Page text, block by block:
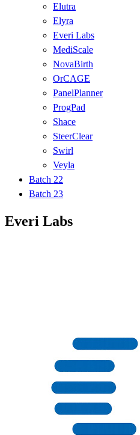
Elutra
Elyra
Everi Labs
MediScale
NovaBirth
OrCAGE
PanelPlanner
ProgPad
Shace
SteerClear
Swirl
Veyla
Batch 22
Batch 23
Everi Labs